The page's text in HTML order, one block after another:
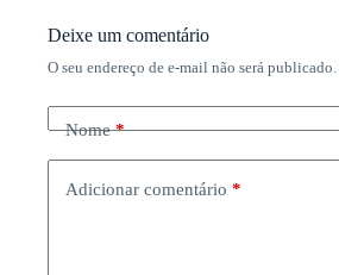
Deixe um comentário
O seu endereço de e-mail não será publicado.
Nome*
Adicionar comentário *